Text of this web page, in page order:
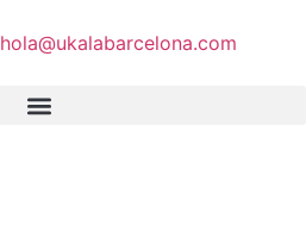
hola@ukalabarcelona.com